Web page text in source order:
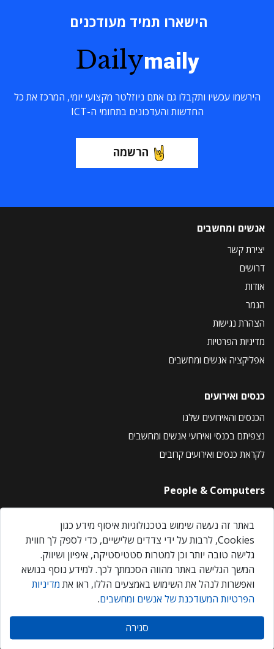
הישארו תמיד מעודכנים
Dailymaily
הירשמו עכשיו ותקבלו גם אתם ניוזלטר מקצועי יומי, המרכז את כל
החדשות והעדכונים בתחומי ה-ICT
הרשמה
אנשים ומחשבים
יצירת קשר
דרושים
אודות
הנמר
הצהרת נגישות
מדיניות הפרטיות
אפליקציה אנשים ומחשבים
כנסים ואירועים
הכנסים והאירועים שלנו
נצפיתם בכנסי ואירועי אנשים ומחשבים
לקראת כנסים ואירועים קרובים
People & Computers
About Us
Privacy Policy
Contact Us
Our Events
אנשים ומחשבים © 2026 – כל הזכויות שמורות
באתר זה נעשה שימוש בטכנולוגיות איסוף מידע כגון
Cookies, לרבות על ידי צדדים שלישיים, כדי לספק לך חווית
גלישה טובה יותר וכן למטרות סטטיסטיקה, איפיון ושיווק.
המשך הגלישה באתר מהווה הסכמתך לכך. למידע נוסף בנושא
ואפשרות לנהל את השימוש באמצעים הללו, ראו את מדיניות
הפרטיות המעודכנת של אנשים ומחשבים.
סגירה